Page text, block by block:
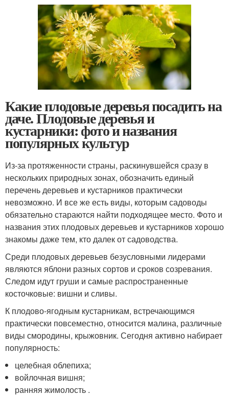
Какие плодовые деревья посадить на
даче. Плодовые деревья и
кустарники: фото и названия
популярных культур
Из-за протяженности страны, раскинувшейся сразу в
нескольких природных зонах, обозначить единый
перечень деревьев и кустарников практически
невозможно. И все же есть виды, которым садоводы
обязательно стараются найти подходящее место. Фото и
названия этих плодовых деревьев и кустарников хорошо
знакомы даже тем, кто далек от садоводства.
Среди плодовых деревьев безусловными лидерами
являются яблони разных сортов и сроков созревания.
Следом идут груши и самые распространенные
косточковые: вишни и сливы.
К плодово-ягодным кустарникам, встречающимся
практически повсеместно, относится малина, различные
виды смородины, крыжовник. Сегодня активно набирает
популярность:
целебная облепиха;
войлочная вишня;
ранняя жимолость .